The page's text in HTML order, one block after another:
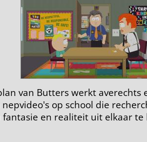
van Butters werkt averechts
op school die
en realiteit uit elkaar te